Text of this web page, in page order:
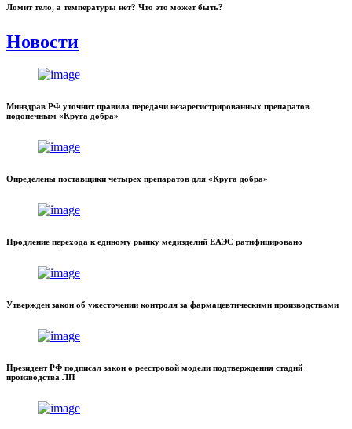
Ломит тело, а температуры нет? Что это может быть?
Новости
Минздрав РФ уточнит правила передачи незарегистрированных препаратов
подопечным «Круга добра»
Определены поставщики четырех препаратов для «Круга добра»
Продление перехода к единому рынку медизделий ЕАЭС ратифицировано
Утвержден закон об ужесточении контроля за фармацевтическими производствами
Президент РФ подписал закон о реестровой модели подтверждения стадий
производства ЛП